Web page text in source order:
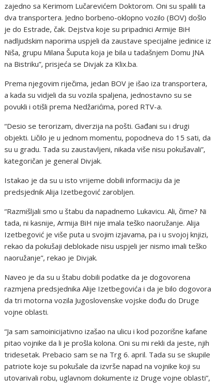
zajedno sa Kerimom Lučarevićem Doktorom. Oni su spalili ta
dva transportera. Jedno borbeno-oklopno vozilo (BOV) došlo
je do Estrade, čak. Dejstva koje su pripadnici Armije BiH
nadljudskim naporima uspjeli da zaustave specijalne jedinice iz
Niša, grupu Milana Šuputa koja je bila u tadašnjem Domu JNA
na Bistriku”, prisjeća se Divjak za Klix.ba.
Prema njegovim riječima, jedan BOV je išao iza transportera,
a kada su vidjeli da su vozila spaljena, jednostavno su se
povukli i otišli prema Nedžarićima, pored RTV-a.
“Desio se terorizam, diverzija na pošti. Gađani su i drugi
objekti. Ličilo je u jednom momentu, popodneva do 15 sati, da
su u gradu. Tada su zaustavljeni, nikada više nisu pokušavali”,
kategoričan je general Divjak.
Istakao je da su u isto vrijeme dobili informaciju da je
predsjednik Alija Izetbegović zarobljen.
“Razmišljali smo u štabu da napadnemo Lukavicu. Ali, čime? Ni
tada, ni kasnije, Armija BiH nije imala teško naoružanje. Alija
Izetbegović je više puta u svojim izjavama, pa i u svojoj knjizi,
rekao da pokušaji deblokade nisu uspjeli jer nismo imali teško
naoružanje”, rekao je Divjak.
Naveo je da su u štabu dobili podatke da je dogovorena
razmjena predsjednika Alije Izetbegovića i da je bilo dogovora
da tri motorna vozila Jugoslovenske vojske dođu do Druge
vojne oblasti.
“Ja sam samoinicijativno izašao na ulicu i kod pozorišne kafane
pitao vojnike da li je prošla kolona. Oni su mi rekli da jeste, njih
tridesetak. Prebacio sam se na Trg 6. april. Tada su se skupile
patriote koje su pokušale da izvrše napad na vojnike koji su
utovarivali robu, uglavnom dokumente iz Druge vojne oblasti”,